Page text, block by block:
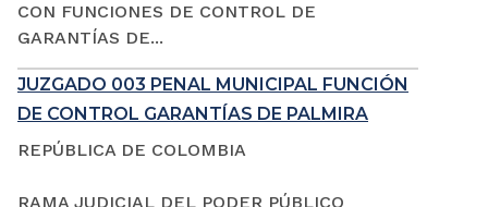
CON FUNCIONES DE CONTROL DE
GARANTÍAS DE...
JUZGADO 003 PENAL MUNICIPAL FUNCIÓN
DE CONTROL GARANTÍAS DE PALMIRA
REPÚBLICA DE COLOMBIA
RAMA JUDICIAL DEL PODER PÚBLICO